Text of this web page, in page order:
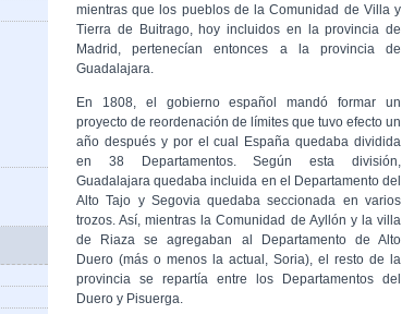
mientras que los pueblos de la Comunidad de Villa y
Tierra de Buitrago, hoy incluidos en la provincia de
Madrid, pertenecían entonces a la provincia de
Guadalajara.
En 1808, el gobierno español mandó formar un
proyecto de reordenación de límites que tuvo efecto un
año después y por el cual España quedaba dividida
en 38 Departamentos. Según esta división,
Guadalajara quedaba incluida en el Departamento del
Alto Tajo y Segovia quedaba seccionada en varios
trozos. Así, mientras la Comunidad de Ayllón y la villa
de Riaza se agregaban al Departamento de Alto
Duero (más o menos la actual, Soria), el resto de la
provincia se repartía entre los Departamentos del
Duero y Pisuerga.